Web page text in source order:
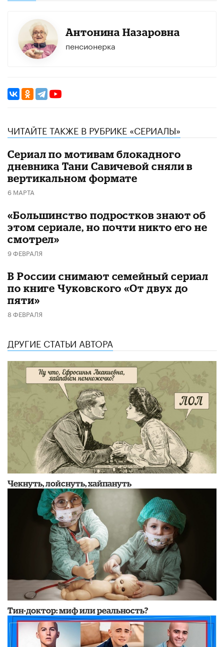
Антонина Назаровна
пенсионерка
ЧИТАЙТЕ ТАКЖЕ В РУБРИКЕ «СЕРИАЛЫ»
Сериал по мотивам блокадного
дневника Тани Савичевой сняли в
вертикальном формате
6 МАРТА
«Большинство подростков знают об
этом сериале, но почти никто его не
смотрел»
9 ФЕВРАЛЯ
В России снимают семейный сериал
по книге Чуковского «От двух до
пяти»
8 ФЕВРАЛЯ
ДРУГИЕ СТАТЬИ АВТОРА
Чекнуть, лойснуть, хайпануть
Тин-доктор: миф или реальность?